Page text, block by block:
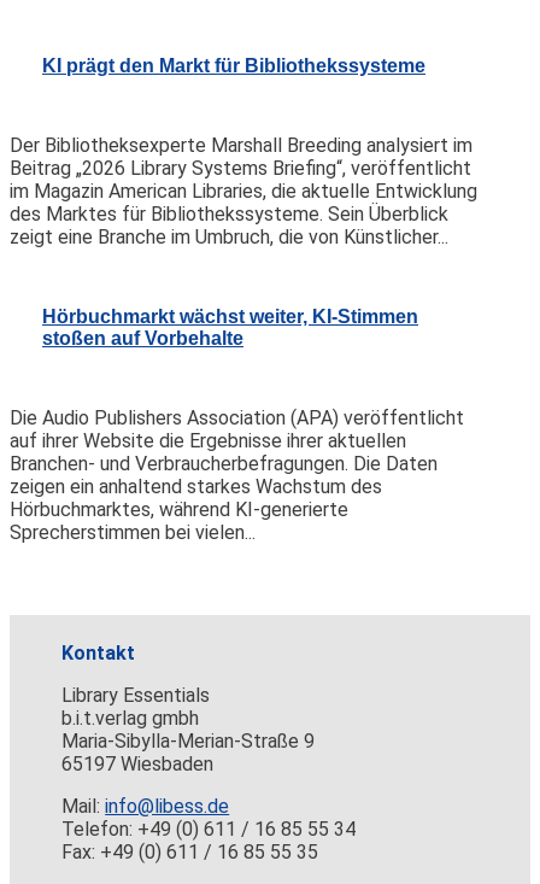
KI prägt den Markt für Bibliothekssysteme
Der Bibliotheksexperte Marshall Breeding analysiert im
Beitrag „2026 Library Systems Briefing“, veröffentlicht
im Magazin American Libraries, die aktuelle Entwicklung
des Marktes für Bibliothekssysteme. Sein Überblick
zeigt eine Branche im Umbruch, die von Künstlicher...
Hörbuchmarkt wächst weiter, KI-Stimmen
stoßen auf Vorbehalte
Die Audio Publishers Association (APA) veröffentlicht
auf ihrer Website die Ergebnisse ihrer aktuellen
Branchen- und Verbraucherbefragungen. Die Daten
zeigen ein anhaltend starkes Wachstum des
Hörbuchmarktes, während KI-generierte
Sprecherstimmen bei vielen...
Kontakt
Library Essentials
b.i.t.verlag gmbh
Maria-Sibylla-Merian-Straße 9
65197 Wiesbaden
Mail:info@libess.de
Telefon: +49 (0) 611 / 16 85 55 34
Fax: +49 (0) 611 / 16 85 55 35